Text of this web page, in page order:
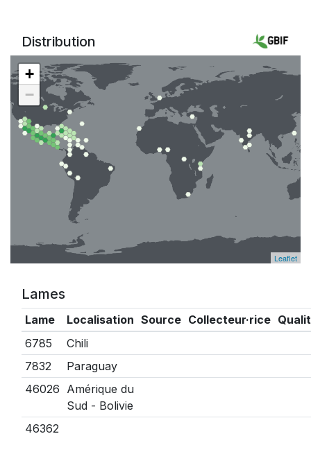
Distribution
+
−
Leaflet
Lames
Lame Localisation Source Collecteur·rice
6785
Chili
7832
Paraguay
46026 Amérique du
Sud - Bolivie
46362